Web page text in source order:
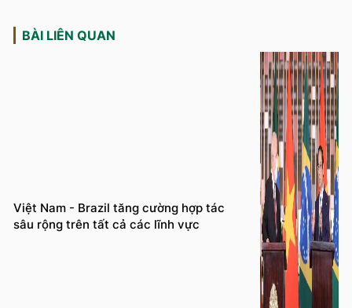
BÀI LIÊN QUAN
Việt Nam - Brazil tăng cường hợp tác
sâu rộng trên tất cả các lĩnh vực